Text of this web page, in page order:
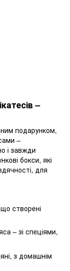
–
подарунком,
–
і завжди
бокси, які
для
що створені
– зі спеціями,
з домашнім